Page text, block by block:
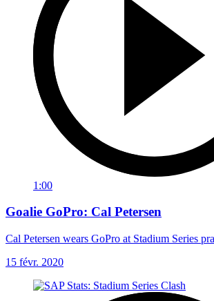
1:00
Goalie GoPro: Cal Petersen
Cal Petersen wears GoPro at Stadium Series
15 févr. 2020